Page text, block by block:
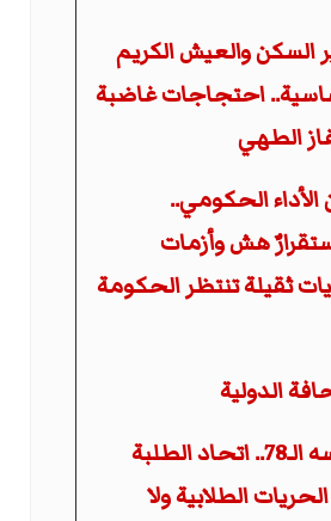
السكن والعيش الكريم
احتجاجات غاضبة
الطهي
الحكومي..
هش وأزمات
ثقيلة تنتظر الحكومة
الدولية
في ذكرى تأسيسه الـ78.. اتحاد الطلبة
الطلابية ولا